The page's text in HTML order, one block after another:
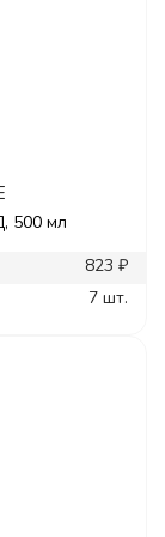
500 мл
823 ₽
7 шт.